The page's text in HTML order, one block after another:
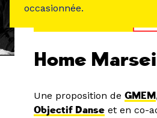
Home
Une proposition de GMEM
Objectif Danse et en co-
occasionnée.